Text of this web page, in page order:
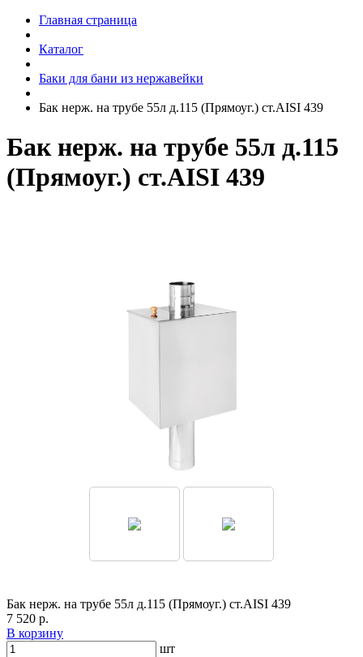
Главная страница
Каталог
Баки для бани из нержавейки
Бак нерж. на трубе 55л д.115 (Прямоуг.) ст.AISI 439
Бак нерж. на трубе 55л д.115
(Прямоуг.) ст.AISI 439
Бак нерж. на трубе 55л д.115 (Прямоуг.) ст.AISI 439
7 520 р.
В корзину
шт